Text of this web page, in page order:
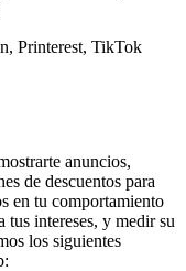
Printerest, TikTok
anuncios,
de descuentos para
en tu comportamiento
tus intereses, y medir su
los siguientes